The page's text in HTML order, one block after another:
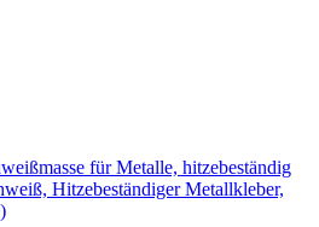
für Metalle, hitzebeständig
Hitzebeständiger Metallkleber,